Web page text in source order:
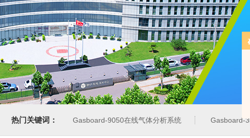
热门关键词： Gasboard-9050在线气体分析系统 Gasboard-